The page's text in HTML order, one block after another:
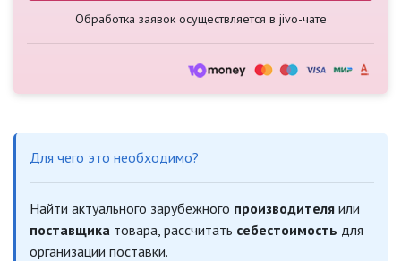
Обработка заявок осуществляется в jivo-чате
Для чего это необходимо?
Найти актуального зарубежного производителя или
поставщика товара, рассчитать себестоимость для
организации поставки.